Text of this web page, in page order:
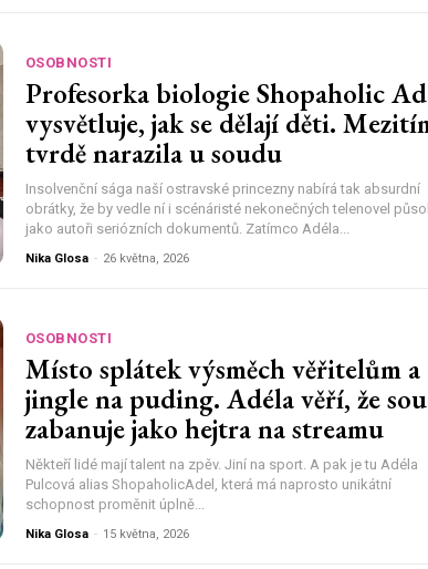
OSOBNOSTI
Profesorka biologie Shopaholic
vysvětluje, jak se dělají děti.
tvrdě narazila u soudu
Insolvenční sága naší ostravské princezny nabírá tak absurdní
obrátky, že by vedle ní i scénáristé nekonečných telenovel
jako autoři seriózních dokumentů. Zatímco Adéla...
Nika Glosa - 26 května, 2026
OSOBNOSTI
Místo splátek výsměch věřitelům a
jingle na puding. Adéla věří, že
zabanuje jako hejtra na streamu
Někteří lidé mají talent na zpěv. Jiní na sport. A pak je tu Adéla
Pulcová alias ShopaholicAdel, která má naprosto unikátní
schopnost proměnit úplně...
Nika Glosa - 15 května, 2026